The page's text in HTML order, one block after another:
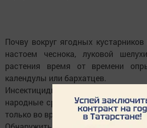
Почву вокруг ягодных
настоем чеснока, луковой
растения время от времени
календулы или бархатцев.
Инсектициды используют в
народные средства не помогают.
только во время цветения и после